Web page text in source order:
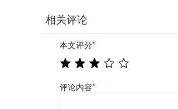
相关评论
本文评分*
评论内容*